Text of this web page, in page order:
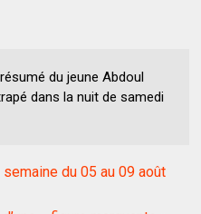
du jeune Abdoul
dans la nuit de samedi
du 05 au 09 août